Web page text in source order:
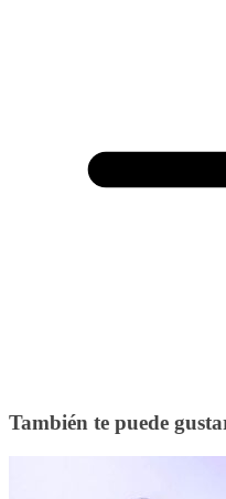
También te puede